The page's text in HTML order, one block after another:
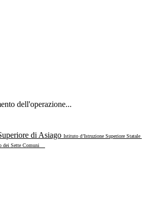
dell'operazione...
Istituto d’Istruzione Superiore Statale
dei Sette Comuni